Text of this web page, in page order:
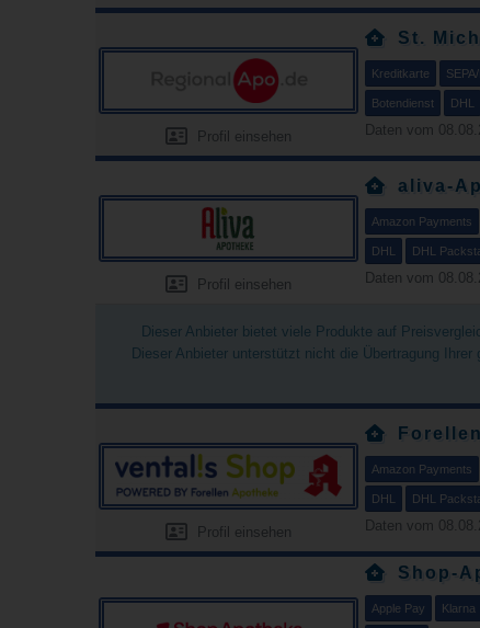
Profil einsehen
St.
Kreditkarte
Botendienst DHL
Daten vom
Profil einsehen
aliva-
Amazon Payments
DHL DHL
Daten vom
Dieser Anbieter bietet viele Produkte auf
Dieser Anbieter unterstützt nicht die Übertragung
Profil einsehen
Amazon Payments
DHL DHL
Daten vom
Shop-
Apple Pay Klarna